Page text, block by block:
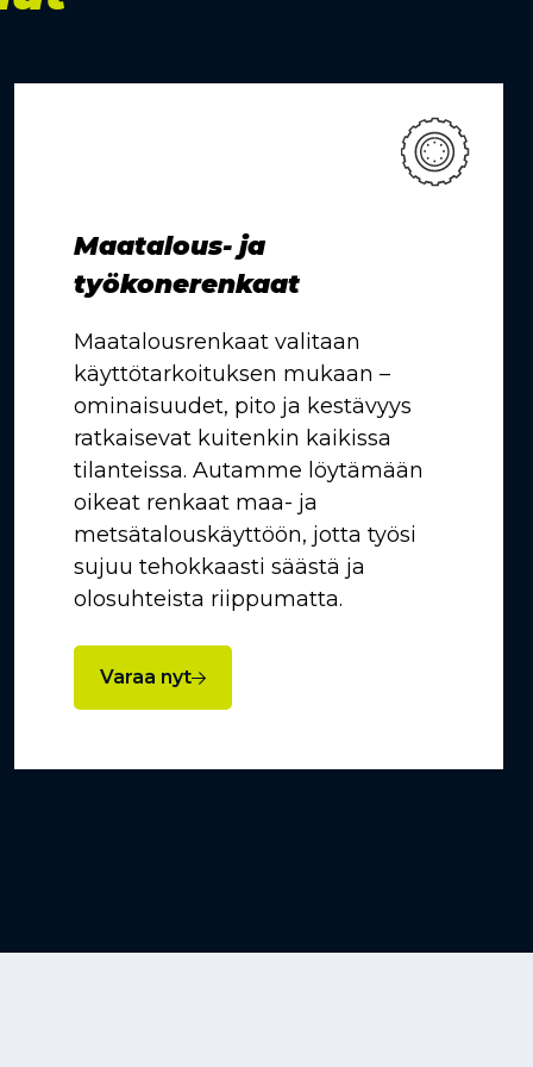
Maatalous- ja
työkonerenkaat
Maatalousrenkaat valitaan
käyttötarkoituksen mukaan –
ominaisuudet, pito ja kestävyys
ratkaisevat kuitenkin kaikissa
tilanteissa. Autamme löytämään
oikeat renkaat maa- ja
metsätalouskäyttöön, jotta työsi
sujuu tehokkaasti säästä ja
olosuhteista riippumatta.
Varaa nyt